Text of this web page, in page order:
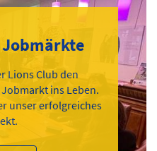
Lions Club den
ins Leben.
unser erfolgreiches